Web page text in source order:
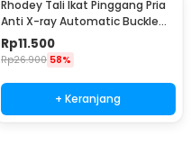
Rhodey Tali Ikat Pinggang Pria
Anti X-ray Automatic Buckle
Canvas - 2018
Rp11.500
Rp26.900 58%
+ Keranjang